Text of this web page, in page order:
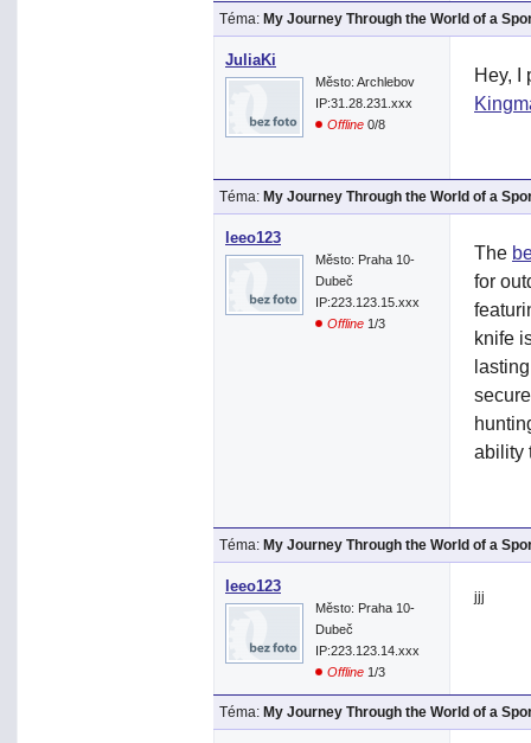
Téma: My Journey Through the World of a
JuliaKi
Město: Archlebov
IP:31.28.231.xxx
Offline 0/8
Hey, I
Téma: My Journey Through the World of a
leeo123
Město: Praha 10-
Dubeč
IP:223.123.15.xxx
Offline 1/3
The
for
knife
ability
Téma: My Journey Through the World of a
leeo123
Město: Praha 10-
Dubeč
IP:223.123.14.xxx
Offline 1/3
jjj
Téma: My Journey Through the World of a